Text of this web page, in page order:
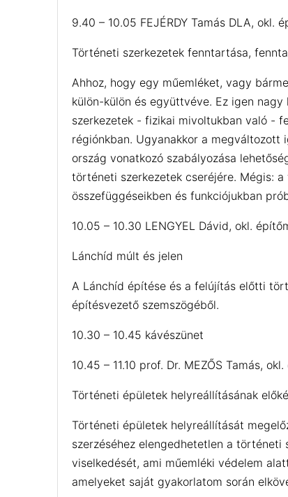
9.40 – 10.05 FEJÉRDY Tamás DLA, okl.
Történeti szerkezetek fenntartása,
Ahhoz, hogy egy műemléket, vagy
külön-külön és együttvéve. Ez igen
szerkezetek - fizikai mivoltukban való -
régiónkban. Ugyanakkor a megváltozott
ország vonatkozó szabályozása
történeti szerkezetek cseréjére. Mégis:
összefüggéseikben és funkciójukban
10.05 – 10.30 LENGYEL Dávid, okl.
Lánchíd múlt és jelen
A Lánchíd építése és a felújítás előtti
építésvezető szemszögéből.
10.30 – 10.45 kávészünet
10.45 – 11.10 prof. Dr. MEZŐS Tamás,
Történeti épületek helyreállításának
Történeti épületek helyreállítását
szerzéséhez elengedhetetlen a történeti
viselkedését, ami műemléki védelem
amelyeket saját gyakorlatom során